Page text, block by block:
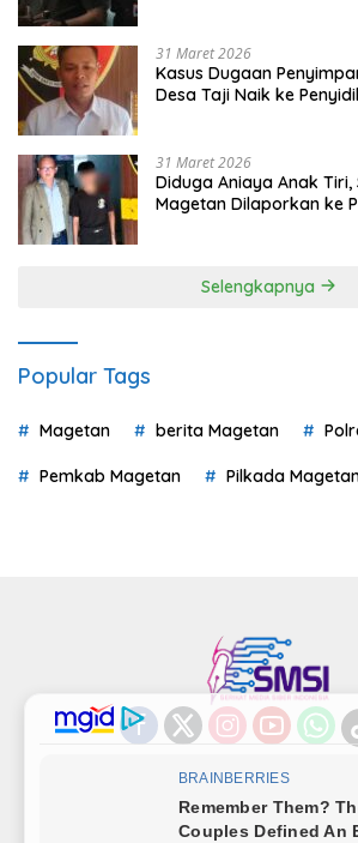
31 Maret 2026
Kasus Dugaan
Desa Taji Naik ke
31 Maret 2026
Diduga Aniaya Anak
Magetan Dilaporkan ke
Selengkapnya
Popular Tags
Magetan berita Magetan
Pemkab Magetan Pilkada
Disclaimer
Pedoman